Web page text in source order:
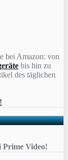
bei Amazon: von
bis hin zu
des täglichen
Prime Video!